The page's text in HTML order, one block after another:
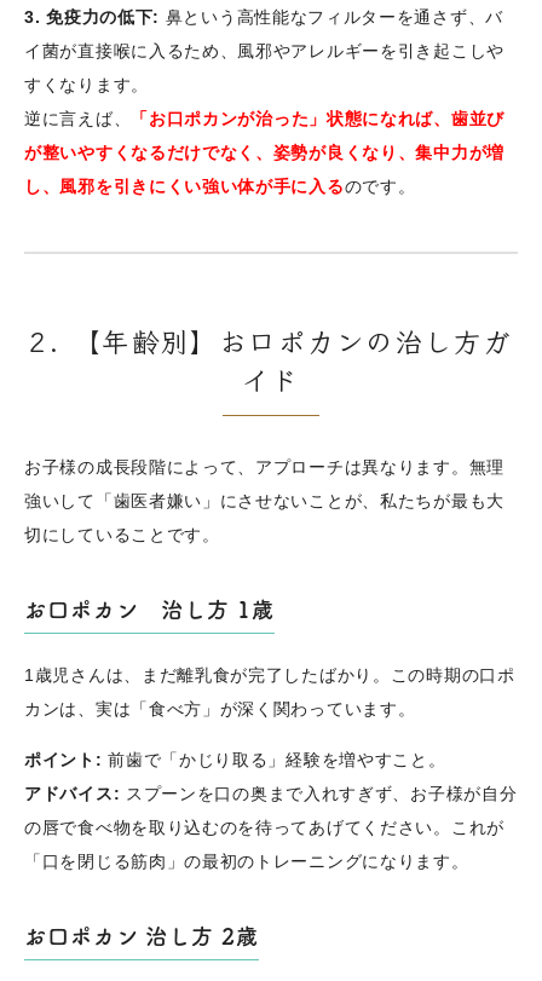
3. 免疫力の低下: 鼻という高性能なフィルターを通さず、バ
イ菌が直接喉に入るため、風邪やアレルギーを引き起こしや
すくなります。
逆に言えば、
「お口ポカンが治った」状態になれば、歯並び
が整いやすくなるだけでなく、姿勢が良くなり、集中力が増
し、風邪を引きにくい強い体が手に入るのです。
2. 【年齢別】お口ポカンの治し方ガ
イド
お子様の成長段階によって、アプローチは異なります。無理
強いして「歯医者嫌い」にさせないことが、私たちが最も大
切にしていることです。
お口ポカン 治し方 1歳
1歳児さんは、まだ離乳食が完了したばかり。この時期の口ポ
カンは、実は「食べ方」が深く関わっています。
ポイント: 前歯で「かじり取る」経験を増やすこと。
アドバイス: スプーンを口の奥まで入れすぎず、お子様が自分
の唇で食べ物を取り込むのを待ってあげてください。これが
「口を閉じる筋肉」の最初のトレーニングになります。
お口ポカン 治し方 2歳